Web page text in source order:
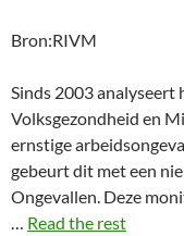
Bron:RIVM
Sinds 2003
Volksgezondheid en
ernstige
gebeurt dit met een
Ongevallen. Deze
… Read the rest